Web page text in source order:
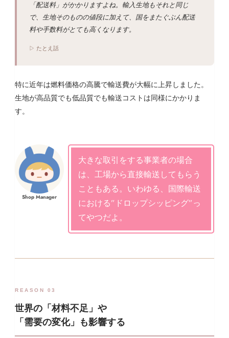
「配送料」がかかりますよね。輸入生地もそれと同じ
で、生地そのものの値段に加えて、国をまたぐぶん配送
料や手数料がとても高くなります。
▷ たとえ話
特に近年は燃料価格の高騰で輸送費が大幅に上昇しました。
生地が高品質でも低品質でも輸送コストは同様にかかりま
す。
Shop Manager
大きな取引をする事業者の場合
は、工場から直接輸送してもらう
こともある。いわゆる、国際輸送
における”ドロップシッピング”っ
てやつだよ。
REASON 03
世界の「材料不足」や
「需要の変化」も影響する